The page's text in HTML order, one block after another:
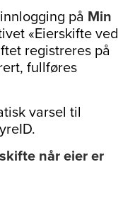
på Min
«Eierskifte ved
registreres på
fullføres
varsel til
når eier er